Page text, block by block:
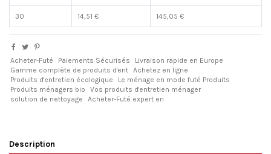
30 14,51 € 145,05 €
Acheter-Futé Paiements Sécurisés
Livraison rapide en Europe
Gamme complète de produits d'ent Achetez en ligne
Produits d'entretien écologique
Le ménage en mode futé Produits
Produits ménagers bio
Vos produits d'entretien ménager
solution de nettoyage
Acheter-Futé expert en
Description